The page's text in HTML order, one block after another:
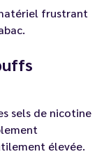
frustrant
sels de nicotine
élevée.